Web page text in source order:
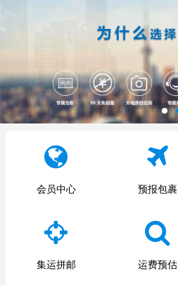
会员中心 预报包裹
集运拼邮 运费预估